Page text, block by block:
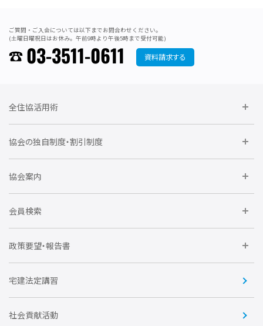
ご質問・ご入会については以下までお問合わせください。
(土曜日曜祝日はお休み。午前9時より午後5時まで受付可能)
03-3511-0611 資料請求する
全住協活用術
委員会に参加しよう
要望活動に参加しよう
協会の独自制度・割引制度
住宅瑕疵担保責任保険割引制度
全住協NET
不動産後見アドバイザー資格講習
会
全住協ビジネスショップ
協会案内
運営組織
トライアル会員制度
会員検索
企業会員
賛助会員
政策要望・報告書
住宅・土地税制改正要望
優良事業表彰
宅建法定講習
社会貢献活動